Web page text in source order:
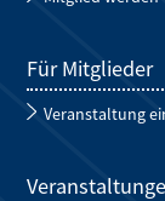
Für Mitglieder
Veranstaltung